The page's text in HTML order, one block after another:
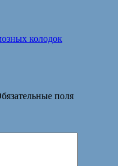
колодок
поля